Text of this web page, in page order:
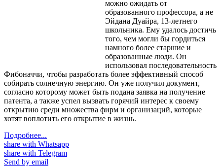
можно ожидать от
образованного профессора, а не
Эйдана Дуайра, 13-летнего
школьника. Ему удалось достичь
того, чем могли бы гордиться
намного более старшие и
образованные люди. Он
использовал последовательность
Фибоначчи, чтобы разработать более эффективный способ
собирать солнечную энергию. Он уже получил документ,
согласно которому может быть подана заявка на получение
патента, а также успел вызвать горячий интерес к своему
открытию среди множества фирм и организаций, которые
хотят воплотить его открытие в жизнь.
Подробнее...
share with Whatsapp
share with Telegram
Send by email